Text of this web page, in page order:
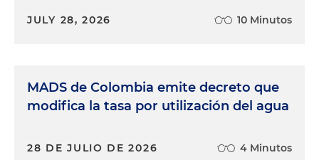
JULY 28, 2026 10 Minutos
MADS de Colombia emite decreto que
modifica la tasa por utilización del agua
28 DE JULIO DE 2026 4 Minutos